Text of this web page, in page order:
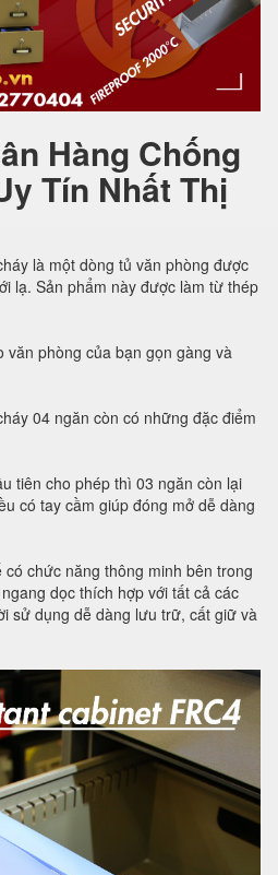
Hàng Chống
Tín Nhất Thị
là một dòng tủ văn phòng được
lạ. Sản phẩm này được làm từ thép
văn phòng của bạn gọn gàng và
04 ngăn còn có những đặc điểm
tiên cho phép thì 03 ngăn còn lại
có tay cầm giúp đóng mở dễ dàng
chức năng thông minh bên trong
dọc thích hợp với tất cả các
sử dụng dễ dàng lưu trữ, cất giữ và